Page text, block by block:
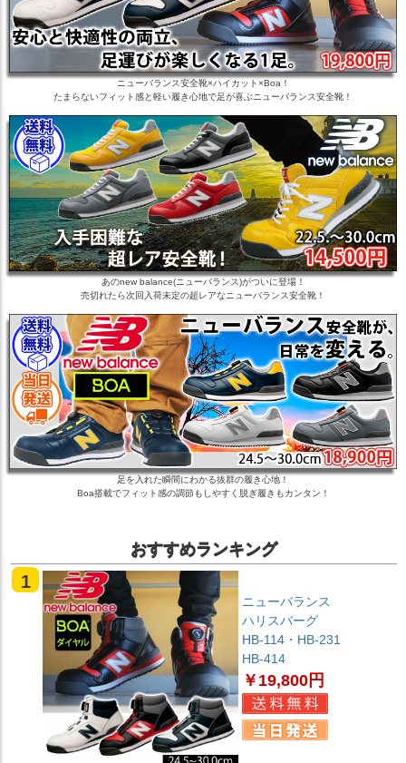
ニューバランス安全靴×ハイカット×Boa！
たまらないフィット感と軽い履き心地で足が喜ぶニューバランス安全靴！
あのnew balance(ニューバランス)がついに登場！
売切れたら次回入荷未定の超レアなニューバランス安全靴！
足を入れた瞬間にわかる抜群の履き心地！
Boa搭載でフィット感の調節もしやすく脱ぎ履きもカンタン！
おすすめランキング
1
ニューバランス
ハリスバーグ
HB-114・HB-231
HB-414
￥19,800円